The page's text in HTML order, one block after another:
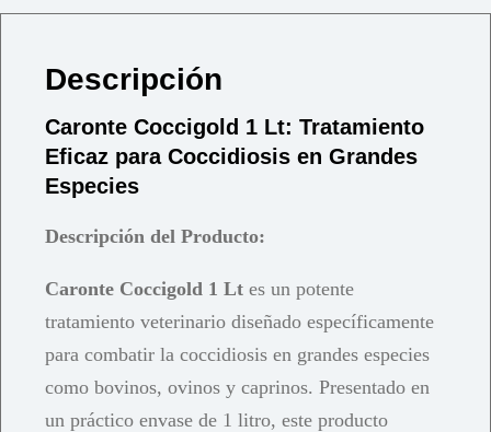
Descripción
Caronte Coccigold 1 Lt: Tratamiento
Eficaz para Coccidiosis en Grandes
Especies
Descripción del Producto:
Caronte Coccigold 1 Lt es un potente
tratamiento veterinario diseñado específicamente
para combatir la coccidiosis en grandes especies
como bovinos, ovinos y caprinos. Presentado en
un práctico envase de 1 litro, este producto